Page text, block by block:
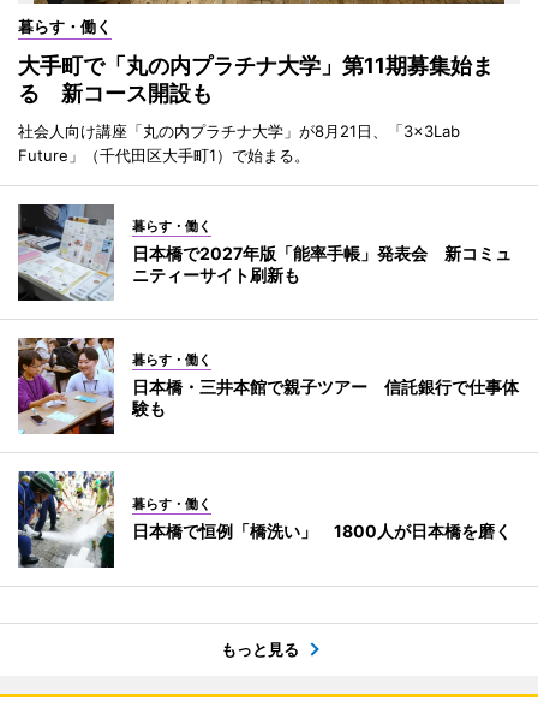
暮らす・働く
大手町で「丸の内プラチナ大学」第11期募集始ま
る 新コース開設も
社会人向け講座「丸の内プラチナ大学」が8月21日、「3×3Lab
Future」（千代田区大手町1）で始まる。
暮らす・働く
日本橋で2027年版「能率手帳」発表会 新コミュ
ニティーサイト刷新も
暮らす・働く
日本橋・三井本館で親子ツアー 信託銀行で仕事体
験も
暮らす・働く
日本橋で恒例「橋洗い」 1800人が日本橋を磨く
もっと見る